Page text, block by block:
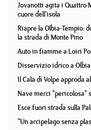
Jovanotti agita i Quattro
cuore dell'isola
Riapre la Olbia-Tempio:
la strada di Monte Pino
Auto in fiamme a Loiri
Disservizio idrico a
Il Cala di Volpe approda
Nave merci "pericolosa"
Esce fuori strada sulla
"Un arcipelago senza